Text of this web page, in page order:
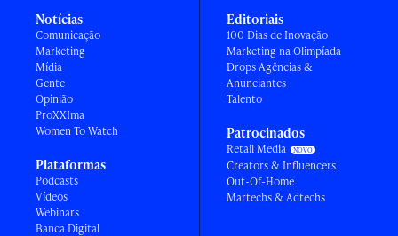
Notícias
Comunicação
Marketing
Mídia
Gente
Opinião
ProXXIma
Women To Watch
Plataformas
Podcasts
Vídeos
Webinars
Banca Digital
Editoriais
100 Dias de Inovação
Marketing na Olimpíada
Drops Agências &
Anunciantes
Talento
Patrocinados
Retail Media
Creators & Influencers
Out-Of-Home
Martechs & Adtechs